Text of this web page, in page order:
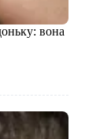
вона